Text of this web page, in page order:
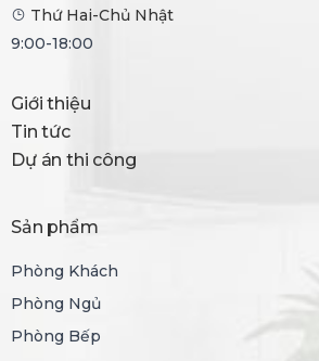
Thứ Hai-Chủ Nhật
9:00-18:00
Giới thiệu
Tin tức
Dự án thi công
Sản phẩm
Phòng Khách
Phòng Ngủ
Phòng Bếp